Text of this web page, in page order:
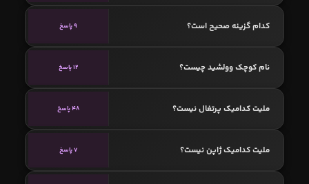
کدام گزینه صحیح است؟ 9 پاسخ
نام کوچک وولشید چیست؟ 12 پاسخ
ملیت کدامیک پرتغال نیست؟ 48 پاسخ
ملیت کدامیک ژاپن نیست؟ 7 پاسخ